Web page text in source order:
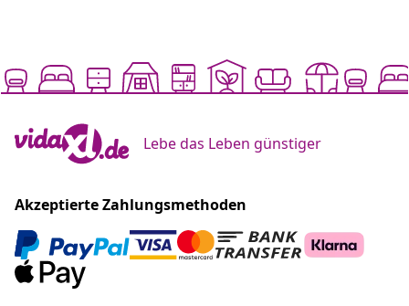
Lebe das Leben günstiger
Akzeptierte Zahlungsmethoden